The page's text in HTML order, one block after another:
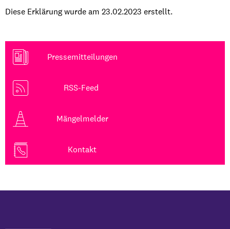
Diese Erklärung wurde am 23.02.2023 erstellt.
Pressemitteilungen
RSS-Feed
Mängelmelder
Kontakt